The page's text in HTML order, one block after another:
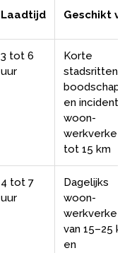
Laadtijd Geschikt
3 tot 6
uur
Korte
stadsritten,
en
woon-
werkverkeer
tot 15 km
4 tot 7
uur
Dagelijks
woon-
werkverkeer
van 15–25 km
en